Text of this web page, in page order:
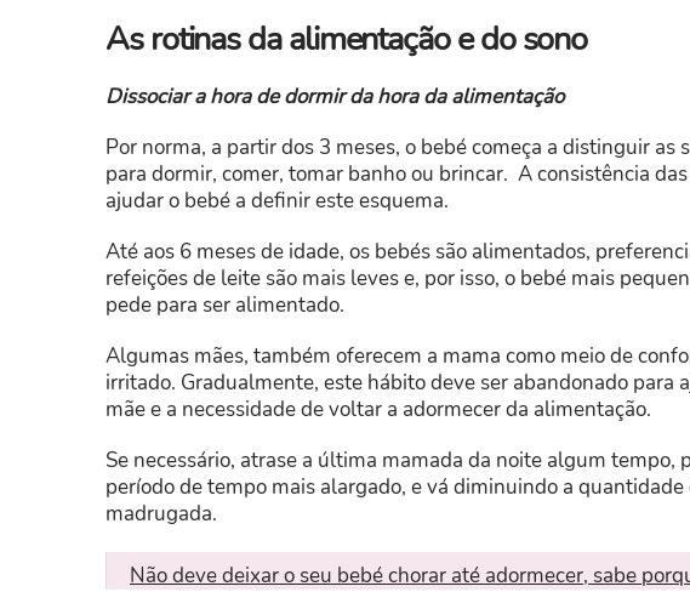
As rotinas da alimentação e do sono
Dissociar a hora de dormir da hora da alimentação
Por norma, a partir dos 3 meses, o bebé começa a distinguir as
para dormir, comer, tomar banho ou brincar. A consistência
ajudar o bebé a definir este esquema.
Até aos 6 meses de idade, os bebés são alimentados,
refeições de leite são mais leves e, por isso, o bebé mais
pede para ser alimentado.
Algumas mães, também oferecem a mama como meio de
irritado. Gradualmente, este hábito deve ser abandonado para
mãe e a necessidade de voltar a adormecer da alimentação.
Se necessário, atrase a última mamada da noite algum
período de tempo mais alargado, e vá diminuindo a
madrugada.
Não deve deixar o seu bebé chorar até adormecer, sabe